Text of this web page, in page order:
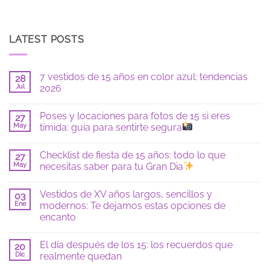
LATEST POSTS
28
Jul
7 vestidos de 15 años en color azul: tendencias
2026
comentarios
en
7
15
en
tendencias
27
May
Poses y locaciones para fotos de 15 si eres
tímida: guía para sentirte segura
comentarios
Poses
para
de
15
tímida:
guía
para
27
May
Checklist de fiesta de 15 años: todo lo que
necesitas saber para tu Gran Dia
comentarios
Checklist
de
15
años:
todo
03
Ene
Vestidos de XV años largos, sencillos y
modernos: Te dejamos estas opciones de
encanto
comentarios
Vestidos
20
Dic
El día después de los 15: los recuerdos que
realmente quedan